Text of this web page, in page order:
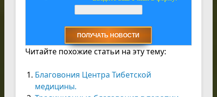
Читайте похожие статьи на эту тему:
Благовония Центра Тибетской
медицины.